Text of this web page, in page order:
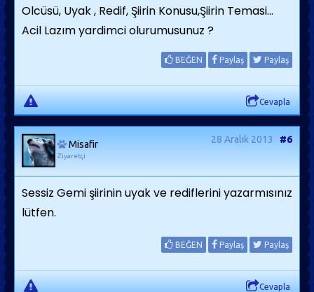
Olcüsü, Uyak , Redif, Şiirin Konusu,Şiirin Temasi...
Acil Lazım yardimci olurumusunuz ?
BEĞEN Paylaş Paylaş
Cevapla
Misafir
Ziyaretçi
28 Aralık 2013 #6
Sessiz Gemi şiirinin uyak ve rediflerini yazarmısınız
lütfen.
BEĞEN Paylaş Paylaş
Cevapla